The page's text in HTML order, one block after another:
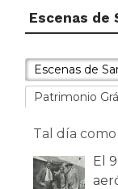
Escenas de
Escenas de
Patrimonio
Tal día como
El